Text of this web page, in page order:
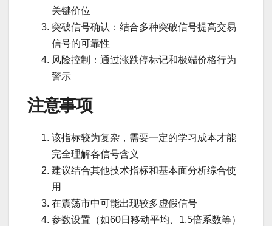
关键价位
突破信号确认：结合多种突破信号提高交易
信号的可靠性
风险控制：通过涨跌停标记和极端价格行为
警示
注意事项
该指标较为复杂，需要一定的学习成本才能
完全理解各信号含义
建议结合其他技术指标和基本面分析综合使
用
在震荡市中可能出现较多虚假信号
参数设置（如60日移动平均、1.5倍系数等）